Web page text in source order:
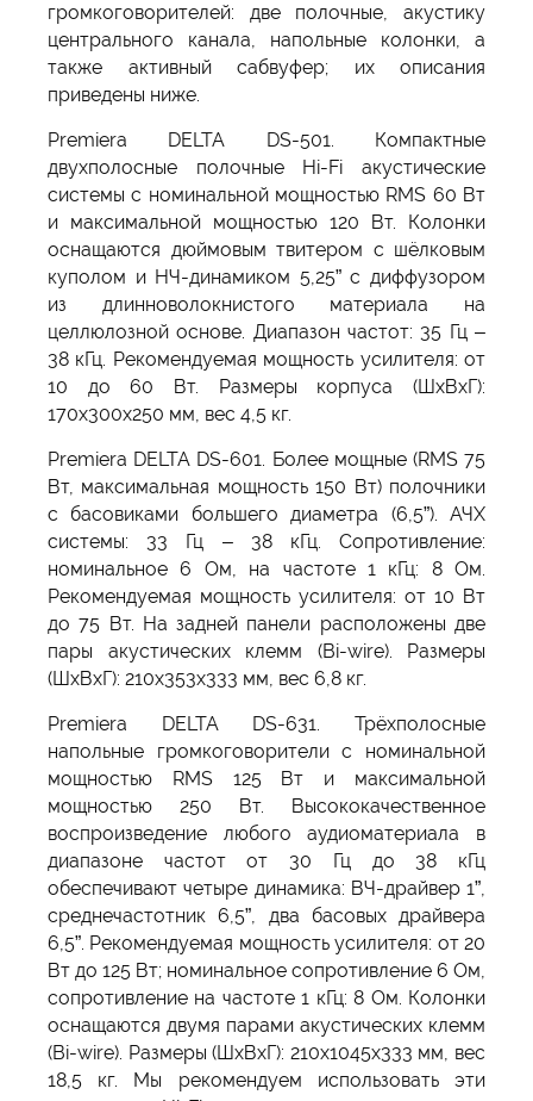
громкоговорителей: две полочные, акустику
центрального канала, напольные колонки, а
также активный сабвуфер; их описания
приведены ниже.
Premiera DELTA DS-501. Компактные
двухполосные полочные Hi-Fi акустические
системы с номинальной мощностью RMS 60 Вт
и максимальной мощностью 120 Вт. Колонки
оснащаются дюймовым твитером с шёлковым
куполом и НЧ-динамиком 5,25” с диффузором
из длинноволокнистого материала на
целлюлозной основе. Диапазон частот: 35 Гц –
38 кГц. Рекомендуемая мощность усилителя: от
10 до 60 Вт. Размеры корпуса (ШxВxГ):
170x300x250 мм, вес 4,5 кг.
Premiera DELTA DS-601. Более мощные (RMS 75
Вт, максимальная мощность 150 Вт) полочники
с басовиками большего диаметра (6,5”). АЧХ
системы: 33 Гц – 38 кГц. Сопротивление:
номинальное 6 Ом, на частоте 1 кГц: 8 Ом.
Рекомендуемая мощность усилителя: от 10 Вт
до 75 Вт. На задней панели расположены две
пары акустических клемм (Bi-wire). Размеры
(ШxВxГ): 210x353x333 мм, вес 6,8 кг.
Premiera DELTA DS-631. Трёхполосные
напольные громкоговорители с номинальной
мощностью RMS 125 Вт и максимальной
мощностью 250 Вт. Высококачественное
воспроизведение любого аудиоматериала в
диапазоне частот от 30 Гц до 38 кГц
обеспечивают четыре динамика: ВЧ-драйвер 1”,
среднечастотник 6,5”, два басовых драйвера
6,5”. Рекомендуемая мощность усилителя: от 20
Вт до 125 Вт; номинальное сопротивление 6 Ом,
сопротивление на частоте 1 кГц: 8 Ом. Колонки
оснащаются двумя парами акустических клемм
(Bi-wire). Размеры (ШxВxГ): 210x1045x333 мм, вес
18,5 кг. Мы рекомендуем использовать эти